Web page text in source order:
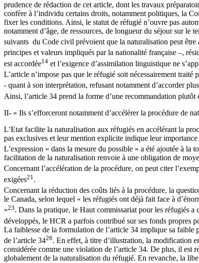
prudence de rédaction de cet article, dont les travaux
confère à l’individu certains droits, notamment politiques, la
fixer les conditions. Ainsi, le statut de réfugié n’ouvre pas
notamment d’âge, de ressources, de longueur du séjour sur le
suivants du Code civil prévoient que la naturalisation peut être
principes et valeurs impliqués par la nationalité française –,
est accordée14 et l’exigence d’assimilation linguistique ne
L’article n’impose pas que le réfugié soit nécessairement
- quant à son interprétation, refusant notamment d’accorder
Ainsi, l’article 34 prend la forme d’une recommandation
II- « Ils s’efforceront notamment d’accélérer la procédure de
L’Etat facilite la naturalisation aux réfugiés en accélérant la
pas exclusives et leur mention explicite indique leur
L’expression « dans la mesure du possible » a été ajoutée à
facilitation de la naturalisation renvoie à une obligation de
Concernant l’accélération de la procédure, on peut citer
exigées21 .
Concernant la réduction des coûts liés à la procédure, la
le Canada, selon lequel « les réfugiés ont déjà fait face à
»23. Dans la pratique, le Haut commissariat pour les réfugiés
développés, le HCR a parfois contribué sur ses fonds propres
La faiblesse de la formulation de l’article 34 implique sa faible
de l’article 3426. En effet, à titre d’illustration, la modification
considérée comme une violation de l’article 34. De plus, il est
globalement de la naturalisation du réfugié. En revanche, la